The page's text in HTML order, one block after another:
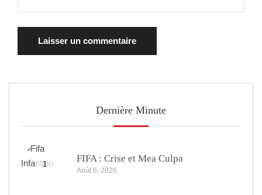
Dernière Minute
1
FIFA : Crise et Mea Culpa
Août 6, 2026